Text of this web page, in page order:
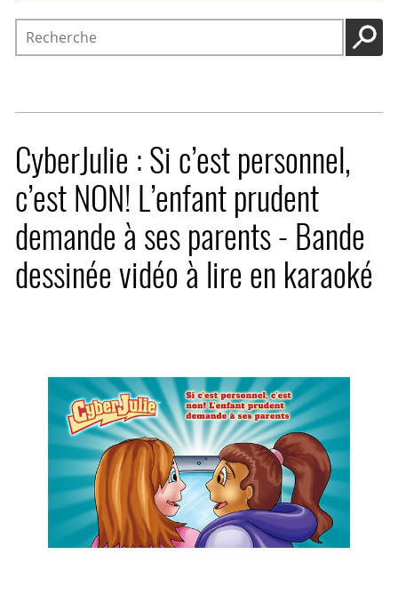
Recherche
CyberJulie : Si c’est personnel,
c’est NON! L’enfant prudent
demande à ses parents - Bande
dessinée vidéo à lire en karaoké